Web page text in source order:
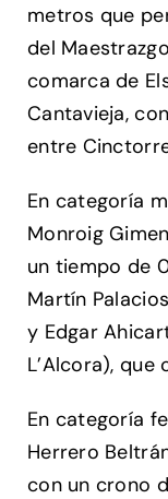
metros que
del
comarca de
Cantavieja,
entre
En categoría
Monroig
un tiempo de
Martín
y Edgar
L’Alcora),
En categoría
Herrero
con un crono